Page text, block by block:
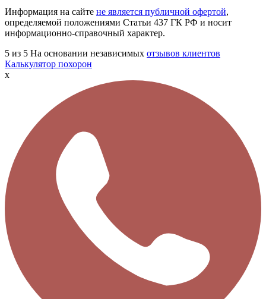
Информация на сайте не является публичной офертой,
определяемой положениями Статьи 437 ГК РФ и носит
информационно-справочный характер.
5 из 5 На основании независимых отзывов клиентов
Калькулятор похорон
x